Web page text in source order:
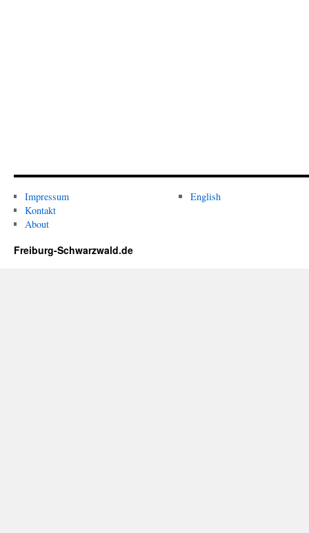
Impressum
Kontakt
About
English
Freiburg-Schwarzwald.de